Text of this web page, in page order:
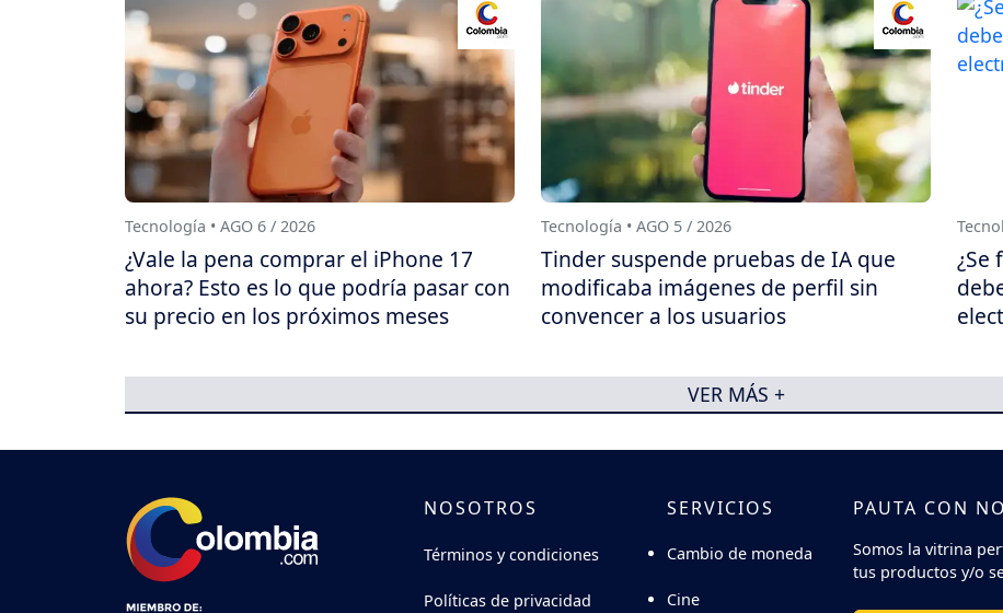
Tecnología • AGO 6 / 2026
¿Vale la pena comprar el iPhone 17
ahora? Esto es lo que podría pasar con
su precio en los próximos meses
Tecnología • AGO 5 / 2026
Tinder suspende pruebas de IA que
modificaba imágenes de perfil sin
convencer a los usuarios
¿Se
VER MÁS +
NOSOTROS
Términos y condiciones
Políticas de privacidad
SERVICIOS
Cambio de moneda
Cine
PAUTA CON
Somos la vitrina
tus productos y/o